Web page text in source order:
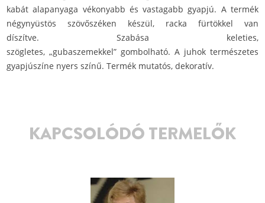
kabát alapanyaga vékonyabb és vastagabb gyapjú. A termék
négynyüstös szövőszéken készül, racka fürtökkel van
díszítve. Szabása keleties,
szögletes, „gubaszemekkel” gombolható. A juhok természetes
gyapjúszíne nyers színű. Termék mutatós, dekoratív.
KAPCSOLÓDÓ TERMELŐK